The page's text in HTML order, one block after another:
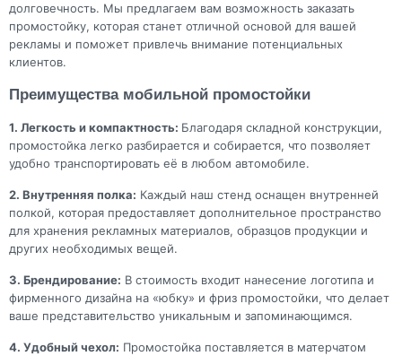
долговечность. Мы предлагаем вам возможность заказать
промостойку, которая станет отличной основой для вашей
рекламы и поможет привлечь внимание потенциальных
клиентов.
Преимущества мобильной промостойки
1. Легкость и компактность: Благодаря складной конструкции,
промостойка легко разбирается и собирается, что позволяет
удобно транспортировать её в любом автомобиле.
2. Внутренняя полка: Каждый наш стенд оснащен внутренней
полкой, которая предоставляет дополнительное пространство
для хранения рекламных материалов, образцов продукции и
других необходимых вещей.
3. Брендирование: В стоимость входит нанесение логотипа и
фирменного дизайна на «юбку» и фриз промостойки, что делает
ваше представительство уникальным и запоминающимся.
4. Удобный чехол: Промостойка поставляется в матерчатом